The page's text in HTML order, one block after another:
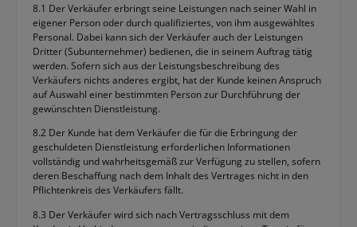
8.1 Der Verkäufer erbringt seine Leistungen nach seiner Wahl in
eigener Person oder durch qualifiziertes, von ihm ausgewähltes
Personal. Dabei kann sich der Verkäufer auch der Leistungen
Dritter (Subunternehmer) bedienen, die in seinem Auftrag tätig
werden. Sofern sich aus der Leistungsbeschreibung des
Verkäufers nichts anderes ergibt, hat der Kunde keinen Anspruch
auf Auswahl einer bestimmten Person zur Durchführung der
gewünschten Dienstleistung.
8.2 Der Kunde hat dem Verkäufer die für die Erbringung der
geschuldeten Dienstleistung erforderlichen Informationen
vollständig und wahrheitsgemäß zur Verfügung zu stellen, sofern
deren Beschaffung nach dem Inhalt des Vertrages nicht in den
Pflichtenkreis des Verkäufers fällt.
8.3 Der Verkäufer wird sich nach Vertragsschluss mit dem